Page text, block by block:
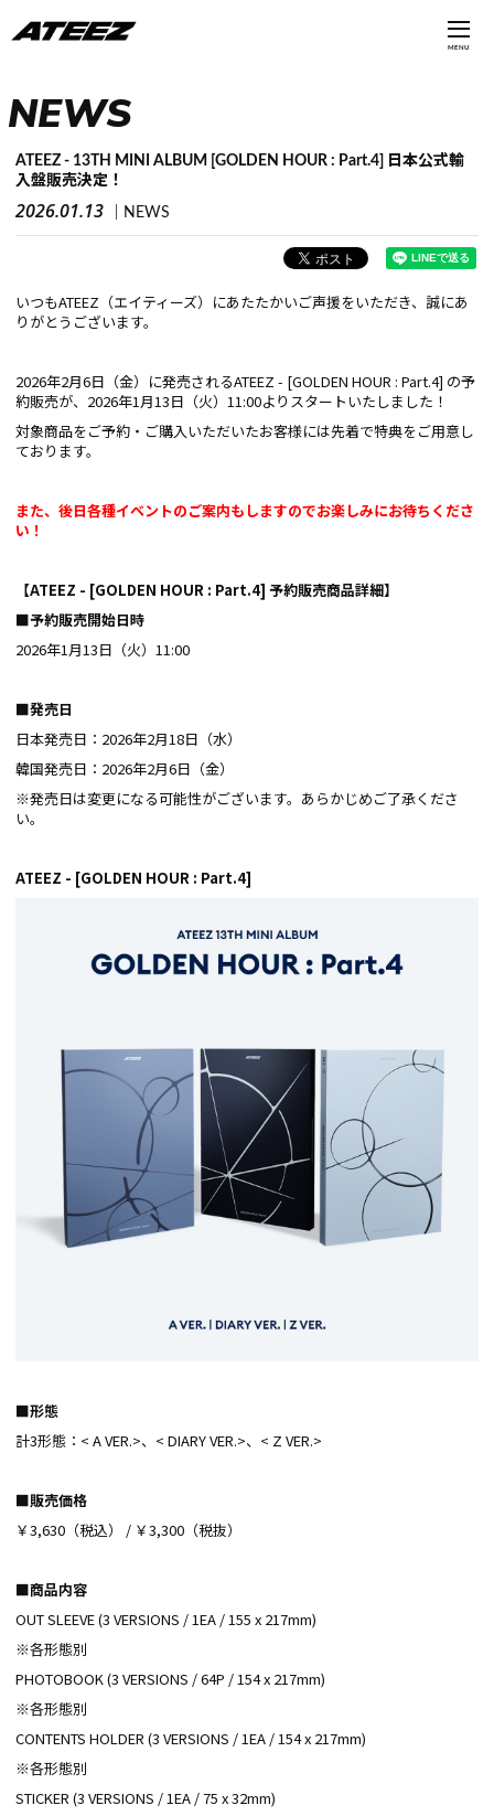
MENU
NEWS
ATEEZ - 13TH MINI ALBUM [GOLDEN HOUR : Part.4] 日本公式輸
入盤販売決定！
2026.01.13 NEWS
いつもATEEZ（エイティーズ）にあたたかいご声援をいただき、誠にあ
りがとうございます。
2026年2月6日（金）に発売されるATEEZ - [GOLDEN HOUR : Part.4] の予
約販売が、2026年1月13日（火）11:00よりスタートいたしました！
対象商品をご予約・ご購入いただいたお客様には先着で特典をご用意し
ております。
また、後日各種イベントのご案内もしますのでお楽しみにお待ちくださ
い！
【ATEEZ - [GOLDEN HOUR : Part.4] 予約販売商品詳細】
■予約販売開始日時
2026年1月13日（火）11:00
■発売日
日本発売日：2026年2月18日（水）
韓国発売日：2026年2月6日（金）
※発売日は変更になる可能性がございます。あらかじめご了承くださ
い。
ATEEZ - [GOLDEN HOUR : Part.4]
■形態
計3形態：< A VER.>、< DIARY VER.>、< Z VER.>
■販売価格
￥3,630（税込） / ￥3,300（税抜）
■商品内容
OUT SLEEVE (3 VERSIONS / 1EA / 155 x 217mm)
※各形態別
PHOTOBOOK (3 VERSIONS / 64P / 154 x 217mm)
※各形態別
CONTENTS HOLDER (3 VERSIONS / 1EA / 154 x 217mm)
※各形態別
STICKER (3 VERSIONS / 1EA / 75 x 32mm)